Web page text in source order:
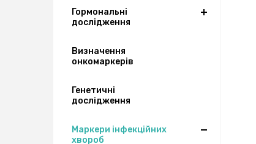
Гормональні
дослідження
Визначення
онкомаркерів
Генетичні
дослідження
Маркери інфекційних
хвороб